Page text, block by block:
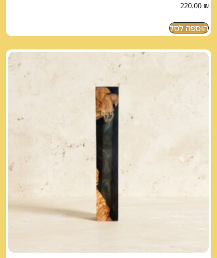
220.00 ₪
הוספה לסל